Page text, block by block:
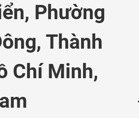
Phường
Thành
Chí Minh,